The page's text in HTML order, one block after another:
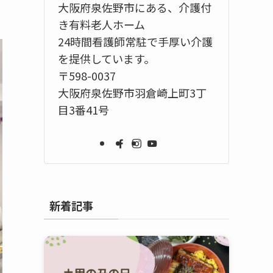
大阪府泉佐野市にある、介護付
き有料老人ホーム
24時間看護師常駐で手厚い介護
を提供しています。
〒598-0037
大阪府泉佐野市羽倉崎上町3丁
目3番41号
新着記事